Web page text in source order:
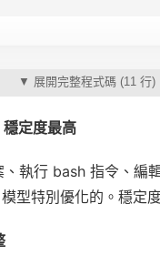
▼ 展開完整程式碼 (11 行)
定度最高
執行 bash 指令、編
型特別優化的。穩定